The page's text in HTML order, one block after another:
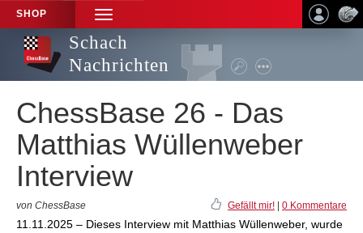
SHOP
TOGGLE
NAVIGATION
Schach
Nachrichten
ChessBase 26 - Das
Matthias Wüllenweber
Interview
von ChessBase Gefällt mir! 0 Kommentare
11.11.2025 – Dieses Interview mit Matthias Wüllenweber, wurde